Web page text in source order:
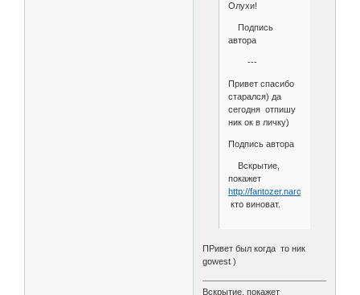
Олухи!
Подпись
автора
---
Привет спасибо
старался) да
сегодня отпишу
ник ок в личку)
Подпись автора
Вскрытие,
покажет
http://fantozer.narod.ru/smiles/
кто виноват.
ПРивет был когда то ник
gowest )
Вскрытие, покажет